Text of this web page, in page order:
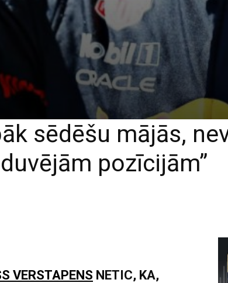
sēdēšu mājās,
pozīcijām”
VERSTAPENS NETIC, KA,